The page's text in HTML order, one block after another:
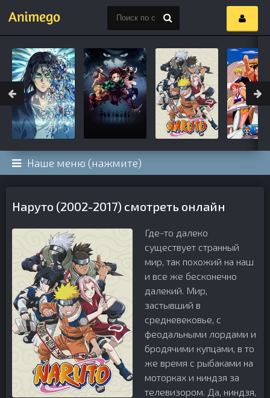
Наше меню (нажмите)
Наруто (2002-2017) смотреть онлайн
Где-то далеко
существует странный
мир, так похожий на наш
и все же бесконечно
далекий. Мир,
застывший в
средневековье, с
феодальными лордами и
бродячими купцами, в то
же время с рыбаками на
моторках и ниндзя за
телевизором. Да, ниндзя,